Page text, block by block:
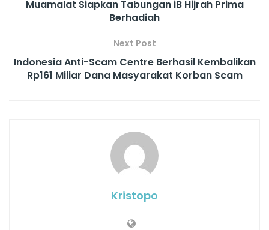
Muamalat Siapkan Tabungan iB Hijrah Prima
Berhadiah
Next Post
Indonesia Anti-Scam Centre Berhasil Kembalikan
Rp161 Miliar Dana Masyarakat Korban Scam
Kristopo